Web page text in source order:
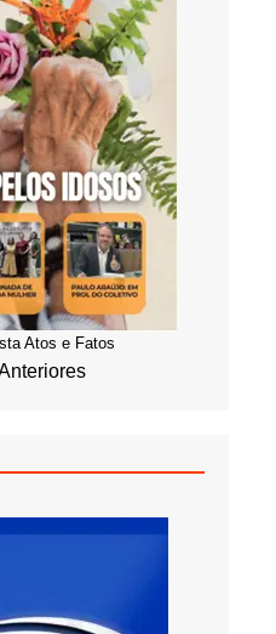
Atos e Fatos